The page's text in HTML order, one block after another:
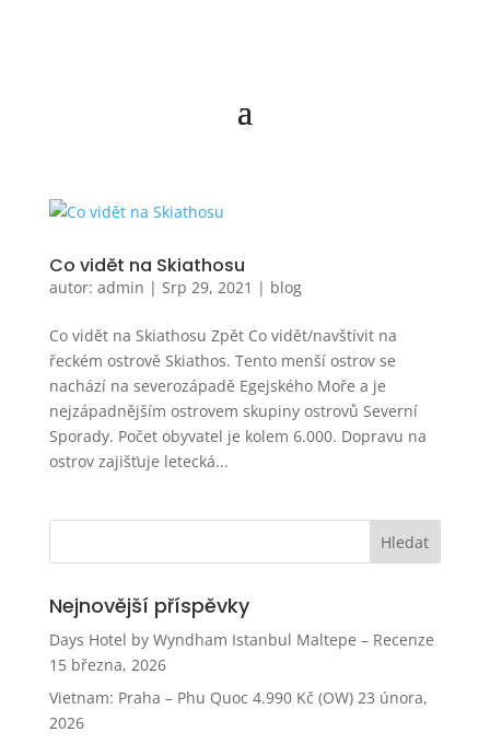
Co vidět na Skiathosu
autor: admin | Srp 29, 2021 | blog
Co vidět na Skiathosu Zpět Co vidět/navštívit na
řeckém ostrově Skiathos. Tento menší ostrov se
nachází na severozápadě Egejského Moře a je
nejzápadnějším ostrovem skupiny ostrovů Severní
Sporady. Počet obyvatel je kolem 6.000. Dopravu na
ostrov zajišťuje letecká...
Nejnovější příspěvky
Days Hotel by Wyndham Istanbul Maltepe – Recenze
15 března, 2026
Vietnam: Praha – Phu Quoc 4.990 Kč (OW) 23 února,
2026